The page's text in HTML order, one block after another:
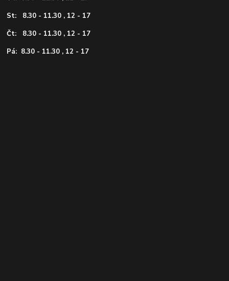
St: 8.30 - 11.30 , 12 - 17
Čt: 8.30 - 11.30 , 12 - 17
Pá: 8.30 - 11.30 , 12 - 17